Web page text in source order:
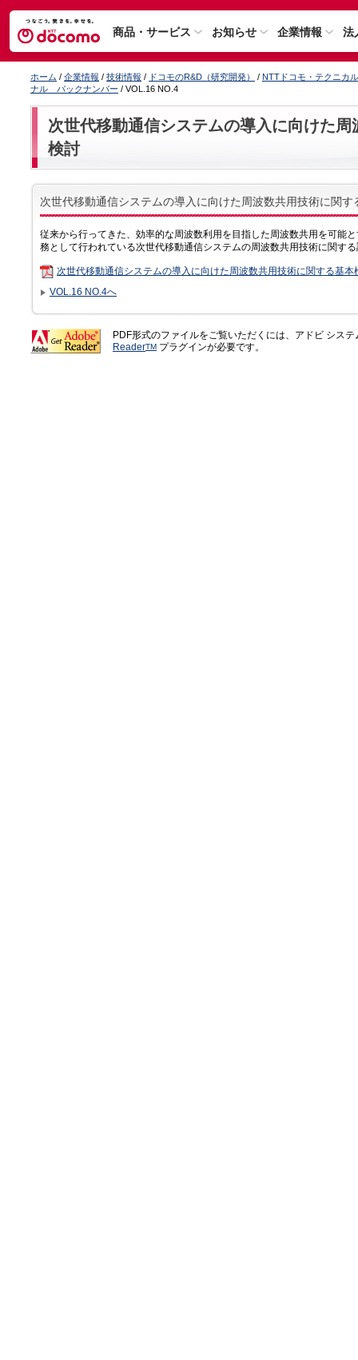
商品・サービス お知らせ 企業情報 法
ホーム / 企業情報 / 技術情報 / ドコモのR&D（研究開発） / NTTドコモ・テクニカ
ナル バックナンバー / VOL.16 NO.4
次世代移動通信システムの導入に向けた
検討
次世代移動通信システムの導入に向けた周波数共用技術に関
従来から行ってきた、効率的な周波数利用を目指した周波数共用を可能
務として行われている次世代移動通信システムの周波数共用技術に関す
次世代移動通信システムの導入に向けた周波数共用技術に関する基本
VOL.16 NO.4へ
PDF形式のファイルをご覧いただくには、アドビ シス
ReaderTM プラグインが必要です。